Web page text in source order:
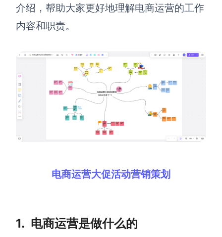
资源与下载
向团队介绍
团队协作提效
思维和灵感整理
介绍，帮助大家更好地理解电商运营的工作
内容和职责。
电商运营大促活动营销策划
1. 电商运营是做什么的